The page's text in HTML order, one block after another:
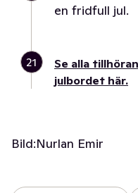
en fridfull jul.
21
Se alla
julbordet här.
Bild:Nurlan Emir